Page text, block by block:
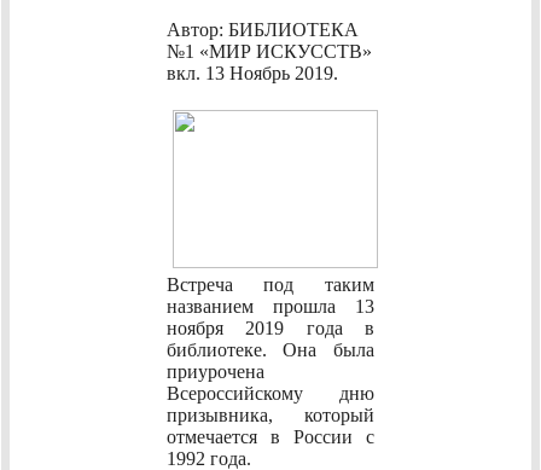
Автор: БИБЛИОТЕКА
№1 «МИР ИСКУССТВ»
вкл. 13 Ноябрь 2019.
Встреча под таким
названием прошла 13
ноября 2019 года в
библиотеке. Она была
приурочена
Всероссийскому дню
призывника, который
отмечается в России с
1992 года.